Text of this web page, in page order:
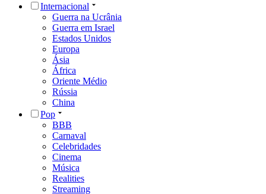
Internacional
Guerra na Ucrânia
Guerra em Israel
Estados Unidos
Europa
Ásia
África
Oriente Médio
Rússia
China
Pop
BBB
Carnaval
Celebridades
Cinema
Música
Realities
Streaming